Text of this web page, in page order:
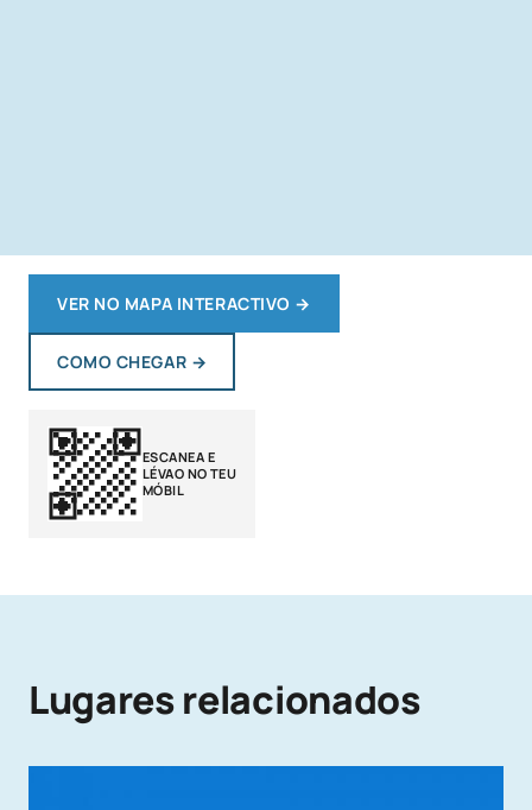
VER NO MAPA INTERACTIVO →
COMO CHEGAR →
ESCANEA E
LÉVAO NO TEU
MÓBIL
Lugares relacionados